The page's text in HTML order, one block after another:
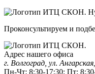
Проконсультируем и
Адрес нашего офиса
г. Волгоград, ул.
Пн-Чт: 8:30-17:30; Пт: